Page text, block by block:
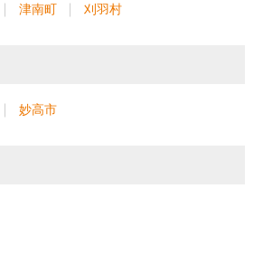
津南町 刈羽村
妙高市